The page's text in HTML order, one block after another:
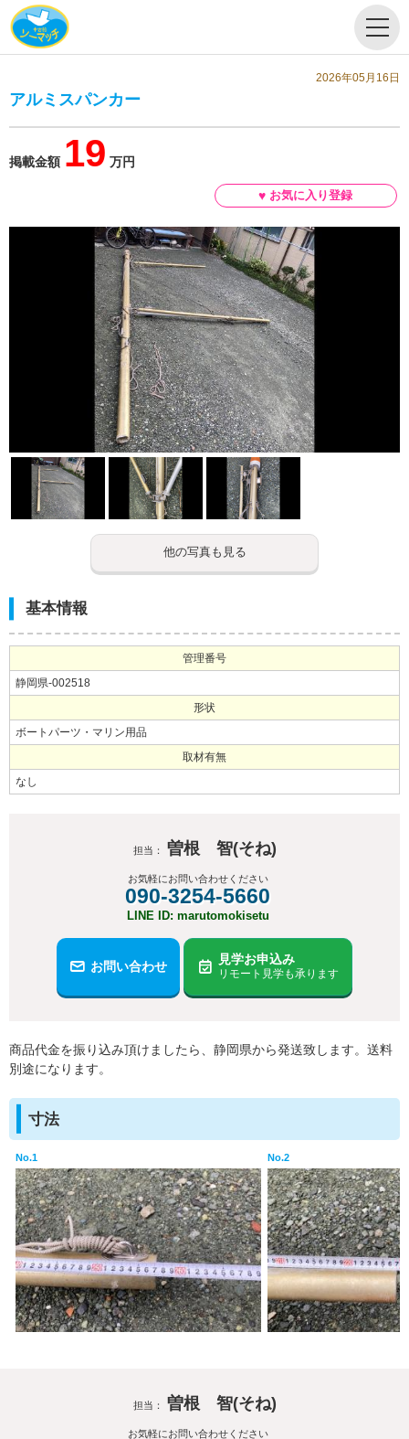
2026年05月16日
アルミスパンカー
掲載金額 19 万円
他の写真も見る
基本情報
管理番号
静岡県-002518
形状
ボートパーツ・マリン用品
取材有無
なし
担当： 曽根 智(そね)
お気軽にお問い合わせください
090-3254-5660
LINE ID: marutomokisetu
お問い合わせ 見学お申込み
リモート見学も承ります
商品代金を振り込み頂けましたら、静岡県から発送致します。送料
別途になります。
寸法
No.1 No.2
担当： 曽根 智(そね)
お気軽にお問い合わせください